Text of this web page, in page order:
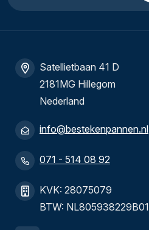
Satellietbaan 41 D
2181MG Hillegom
Nederland
info@bestekenpannen.nl
071 - 514 08 92
KVK: 28075079
BTW: NL805938229B01